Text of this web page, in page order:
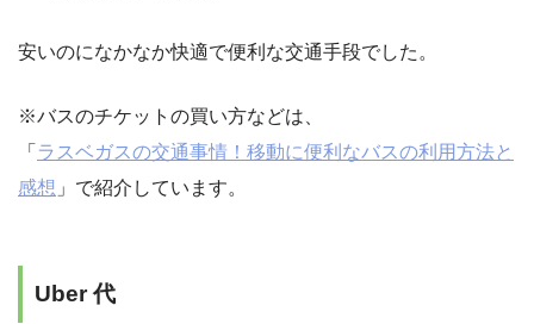
安いのになかなか快適で便利な交通手段でした。
※バスのチケットの買い方などは、
「 ラスベガスの交通事情！移動に便利なバスの利用方法と
感想 」で紹介しています。
Uber 代